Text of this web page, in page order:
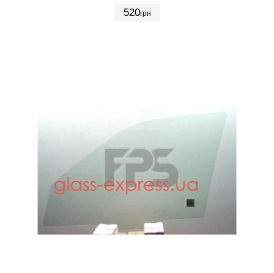
520грн